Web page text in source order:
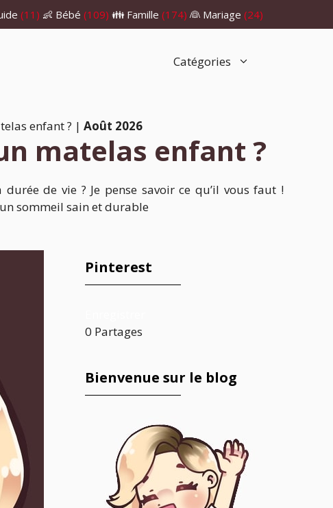
(11) 👶 Bébé (109) 👪 Famille (174) 👰 Mariage (24)
Catégories
enfant ? | Août 2026
matelas enfant ?
de vie ? Je pense savoir ce qu’il vous faut !
sommeil sain et durable
Pinterest
0 Partages
Bienvenue sur le blog